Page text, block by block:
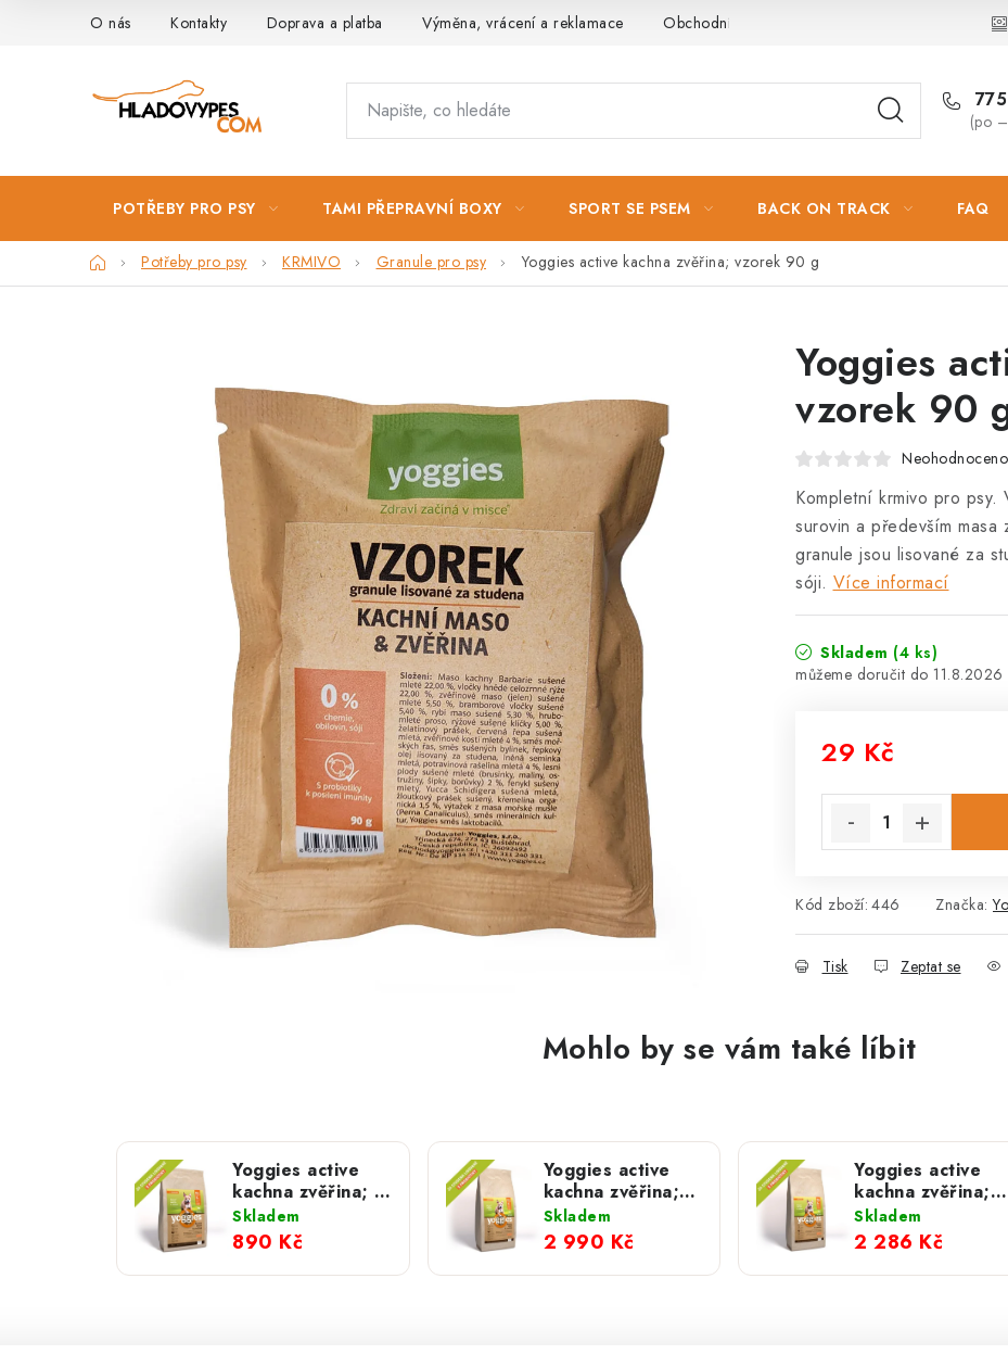
O nás Kontakty Doprava a platba Výměna, vrácení a reklamace Obchodní podmínky Podmínky ochrany
(po
POTŘEBY PRO PSY TAMI PŘEPRAVNÍ BOXY SPORT SE PSEM BACK ON TRACK FAQ
DomůPotřeby pro psy KRMIVO Granule pro psy Yoggies active kachna zvěřina; vzorek 90 g
Yoggies
vzorek 90
Neohodnoceno
Kompletní krmivo pro
surovin a především
granule jsou lisované za
sóji. Více informací
Skladem (4 ks)
11.8.2026
29 Kč
Kód zboží: 446 Značka:
Tisk Zeptat se
Mohlo by se vám také líbit
Yoggies active
kachna zvěřina; 5
kg
Skladem
890 Kč
Yoggies active
kachna zvěřina;
20 kg
Skladem
2 990 Kč
Yoggies active
kachna zvěřina;
15 kg
Skladem
2 286 Kč